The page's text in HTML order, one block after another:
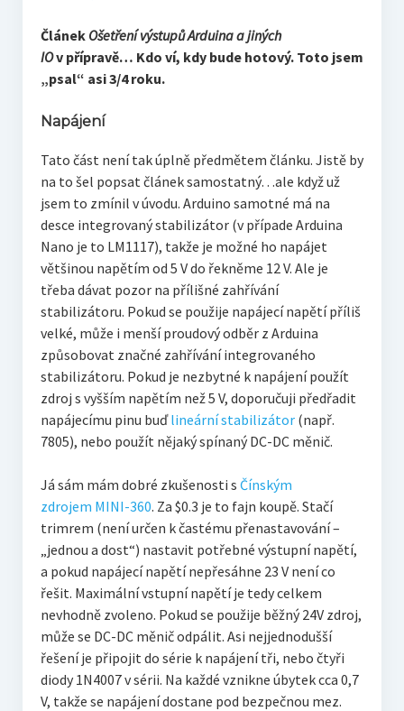
Článek Ošetření výstupů Arduina a jiných
IOv přípravě… Kdo ví, kdy bude hotový. Toto jsem
„psal“ asi 3/4 roku.
Napájení
Tato část není tak úplně předmětem článku. Jistě by
na to šel popsat článek samostatný…ale když už
jsem to zmínil v úvodu. Arduino samotné má na
desce integrovaný stabilizátor (v případe Arduina
Nano je to LM1117), takže je možné ho napájet
většinou napětím od 5 V do řekněme 12 V. Ale je
třeba dávat pozor na přílišné zahřívání
stabilizátoru. Pokud se použije napájecí napětí příliš
velké, může i menší proudový odběr z Arduina
způsobovat značné zahřívání integrovaného
stabilizátoru. Pokud je nezbytné k napájení použít
zdroj s vyšším napětím než 5 V, doporučuji předřadit
napájecímu pinu buďlineární stabilizátor(např.
7805), nebo použít nějaký spínaný DC-DC měnič.
Já sám mám dobré zkušenosti s Čínským
zdrojem MINI-360. Za $0.3 je to fajn koupě. Stačí
trimrem (není určen k častému přenastavování –
„jednou a dost“) nastavit potřebné výstupní napětí,
a pokud napájecí napětí nepřesáhne 23 V není co
řešit. Maximální vstupní napětí je tedy celkem
nevhodně zvoleno. Pokud se použije běžný 24V zdroj,
může se DC-DC měnič odpálit. Asi nejjednodušší
řešení je připojit do série k napájení tři, nebo čtyři
diody 1N4007 v sérii. Na každé vznikne úbytek cca 0,7
V, takže se napájení dostane pod bezpečnou mez.